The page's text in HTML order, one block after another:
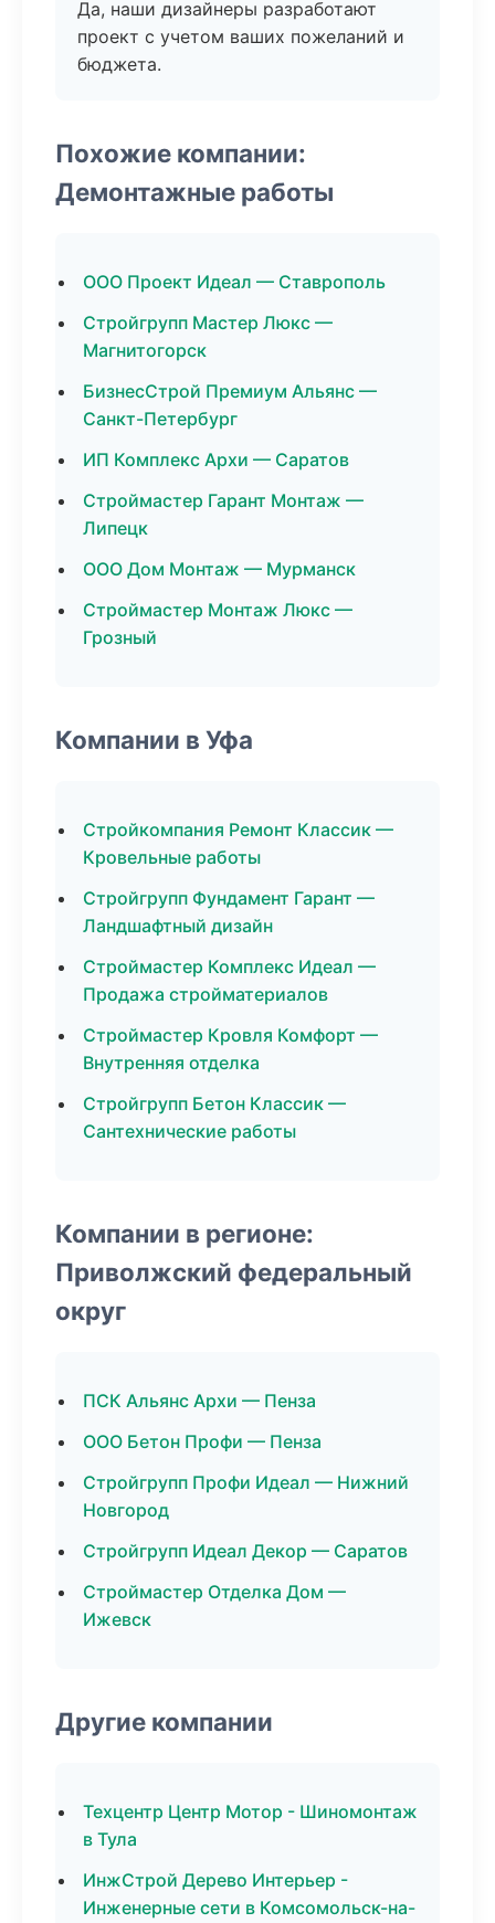
Да, наши дизайнеры разработают
проект с учетом ваших пожеланий и
бюджета.
Похожие компании:
Демонтажные работы
ООО Проект Идеал — Ставрополь
Стройгрупп Мастер Люкс —
Магнитогорск
БизнесСтрой Премиум Альянс —
Санкт-Петербург
ИП Комплекс Архи — Саратов
Строймастер Гарант Монтаж —
Липецк
ООО Дом Монтаж — Мурманск
Строймастер Монтаж Люкс —
Грозный
Компании в Уфа
Стройкомпания Ремонт Классик —
Кровельные работы
Стройгрупп Фундамент Гарант —
Ландшафтный дизайн
Строймастер Комплекс Идеал —
Продажа стройматериалов
Строймастер Кровля Комфорт —
Внутренняя отделка
Стройгрупп Бетон Классик —
Сантехнические работы
Компании в регионе:
Приволжский федеральный
округ
ПСК Альянс Архи — Пенза
ООО Бетон Профи — Пенза
Стройгрупп Профи Идеал — Нижний
Новгород
Стройгрупп Идеал Декор — Саратов
Строймастер Отделка Дом —
Ижевск
Другие компании
Техцентр Центр Мотор - Шиномонтаж
в Тула
ИнжСтрой Дерево Интерьер -
Инженерные сети в Комсомольск-на-